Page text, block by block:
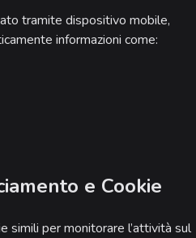
tramite dispositivo mobile,
informazioni come:
e Cookie
simili per monitorare l’attività sul